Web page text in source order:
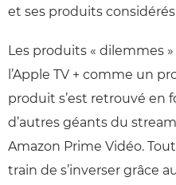
et ses produits
Les produits « dilemmes
l’Apple TV + comme un
produit s’est retrouvé en
d’autres géants du
Amazon Prime Vidéo.
train de s’inverser grâce